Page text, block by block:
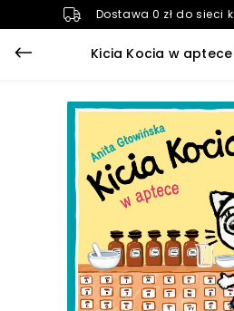
Dostawa 0 zł do sieci
Kicia Kocia w